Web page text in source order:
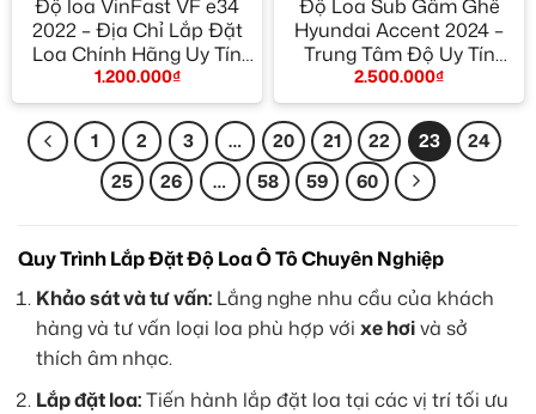
Độ loa VinFast VF e34
2022 – Địa Chỉ Lắp Đặt
Loa Chính Hãng Uy Tín
TPHCM
1.200.000₫
Độ Loa Sub Gầm Ghế
Hyundai Accent 2024 –
Trung Tâm Độ Uy Tín
TPHCM
2.500.000₫
1 2 3 … 20 21 22 23
24
25
26 … 58 59 60
Quy Trình Lắp Đặt Độ Loa Ô Tô Chuyên Nghiệp
Khảo sát và tư vấn: Lắng nghe nhu cầu của khách
hàng và tư vấn loại loa phù hợp với xe hơivà sở
thích âm nhạc.
Lắp đặt loa:Tiến hành lắp đặt loa tại các vị trí tối ưu